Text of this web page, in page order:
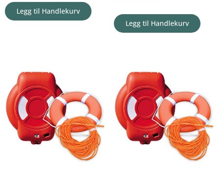
Legg til Handlekurv
Legg til Handlekurv